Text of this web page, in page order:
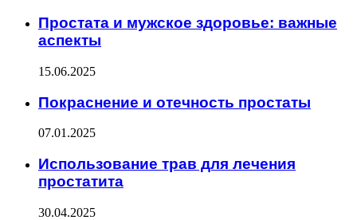
Простата и мужское здоровье: важные
аспекты
15.06.2025
Покраснение и отечность простаты
07.01.2025
Использование трав для лечения
простатита
30.04.2025